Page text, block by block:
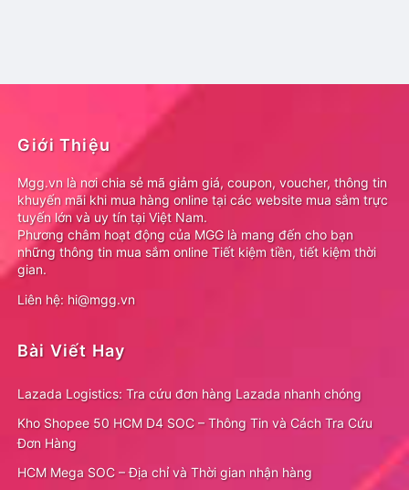
Giới Thiệu
Mgg.vn là nơi chia sẻ mã giảm giá, coupon, voucher, thông tin
khuyến mãi khi mua hàng online tại các website mua sắm trực
tuyến lớn và uy tín tại Việt Nam.
Phương châm hoạt động của MGG là mang đến cho bạn
những thông tin mua sắm online Tiết kiệm tiền, tiết kiệm thời
gian.
Liên hệ: hi@mgg.vn
Bài Viết Hay
Lazada Logistics: Tra cứu đơn hàng Lazada nhanh chóng
Kho Shopee 50 HCM D4 SOC – Thông Tin và Cách Tra Cứu
Đơn Hàng
HCM Mega SOC – Địa chỉ và Thời gian nhận hàng